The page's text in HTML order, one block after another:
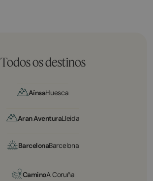
Todos os destinos
AínsaHuesca
Aran AventuraLleida
BarcelonaBarcelona
CaminoA Coruña